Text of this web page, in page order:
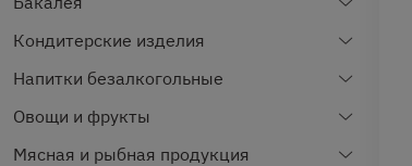
Кондитерские изделия
Напитки безалкогольные
Овощи и фрукты
Мясная и рыбная продукция